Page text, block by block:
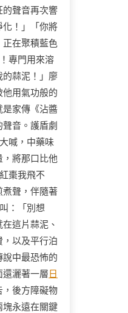
的聲音再次響
化！」「你將
正在聚積藍色
專門用來溶
的蒜泥！」廖
用氣功般的
是家傳《沾醬
音。護盾劇
喊，中藥味
，將那口比他
棗我飛不
煮聲，伴隨著
：「別想
這片蒜泥、
以及平行泊
中最恐怖的
灑著一層 日
，後方障礙物
塊永遠在關鍵